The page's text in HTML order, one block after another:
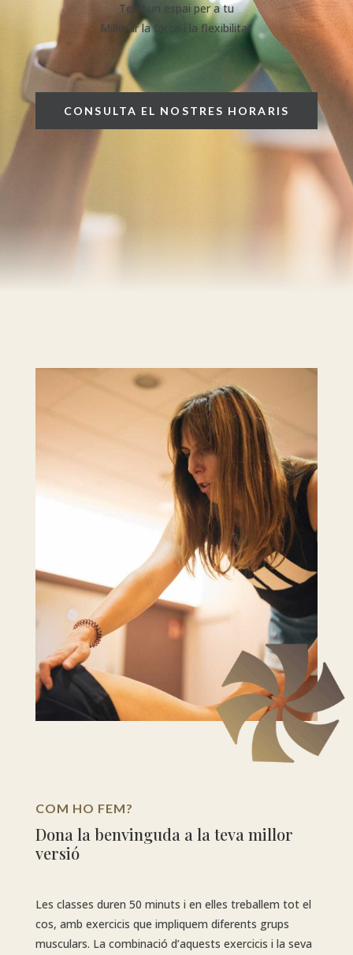
Tenir un espai per a tu
Millorar la força i la flexibilitat
CONSULTA EL NOSTRES HORARIS
COM HO FEM?
Dona la benvinguda a la teva millor
versió
Les classes duren 50 minuts i en elles treballem tot el
cos, amb exercicis que impliquem diferents grups
musculars. La combinació d’aquests exercicis i la seva